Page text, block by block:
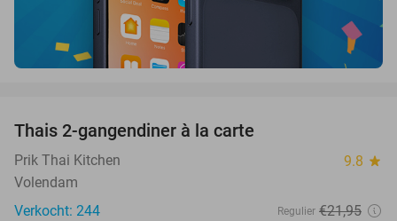
Thais 2-gangendiner à la carte
Prik Thai Kitchen 9.8 star
Volendam
Verkocht: 244
Regulier €21,95